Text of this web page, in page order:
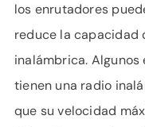
los enrutadores
reduce la capacidad
inalámbrica.
tienen una radio
que su velocidad